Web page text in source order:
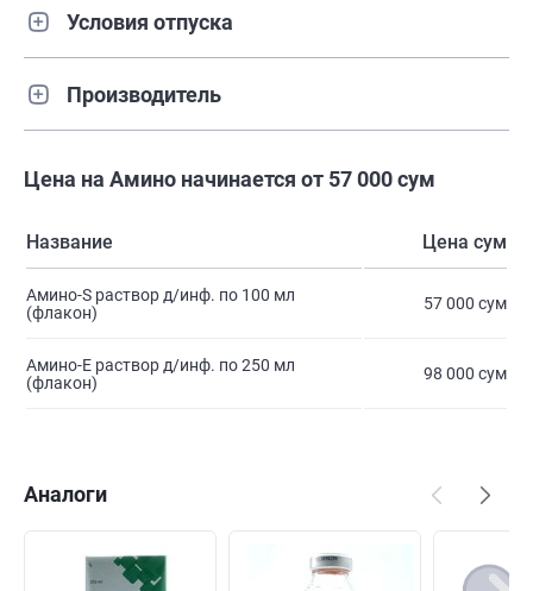
Условия отпуска
Производитель
Цена на Амино начинается от 57 000 сум
Название Цена сум
Амино-S раствор д/инф. по 100 мл
(флакон)
57 000 сум
Амино-Е раствор д/инф. по 250 мл
(флакон)
98 000 сум
Аналоги